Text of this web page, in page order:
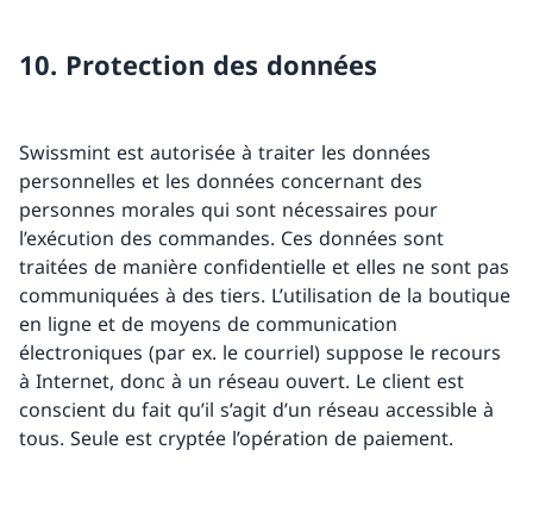
10. Protection des données
Swissmint est autorisée à traiter les données
personnelles et les données concernant des
personnes morales qui sont nécessaires pour
l’exécution des commandes. Ces données sont
traitées de manière confidentielle et elles ne sont pas
communiquées à des tiers. L’utilisation de la boutique
en ligne et de moyens de communication
électroniques (par ex. le courriel) suppose le recours
à Internet, donc à un réseau ouvert. Le client est
conscient du fait qu’il s’agit d’un réseau accessible à
tous. Seule est cryptée l’opération de paiement.